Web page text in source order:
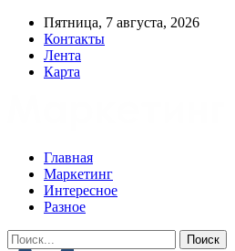
Пятница, 7 августа, 2026
Контакты
Лента
Карта
Главная
Маркетинг
Интересное
Разное